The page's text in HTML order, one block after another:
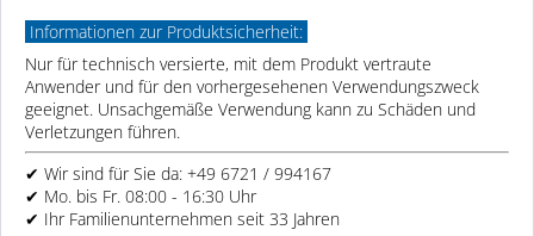
Informationen zur Produktsicherheit:
Nur für technisch versierte, mit dem Produkt vertraute
Anwender und für den vorhergesehenen Verwendungszweck
geeignet. Unsachgemäße Verwendung kann zu Schäden und
Verletzungen führen.
✔ Wir sind für Sie da: +49 6721 / 994167
✔ Mo. bis Fr. 08:00 - 16:30 Uhr
✔ Ihr Familienunternehmen seit 33 Jahren